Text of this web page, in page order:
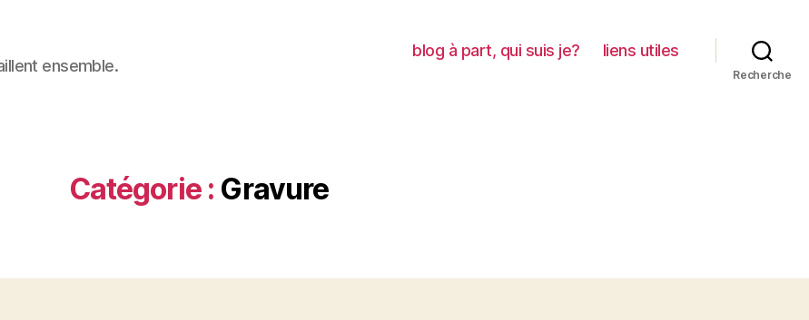
ensemble.
blog à part, qui suis je? liens utiles
Recherche
Catégorie : Gravure